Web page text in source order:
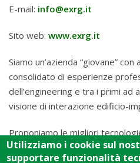
E-mail: info@exrg.it
Sito web: www.exrg.it
Siamo un’azienda “giovane”
consolidato di esperienze
dell’engineering e tra i primi ad
visione di interazione edificio-
Proponiamo le migliori
climatizzazione degli edifici, con
Utilizziamo i cookie sul
supportare funzionalità